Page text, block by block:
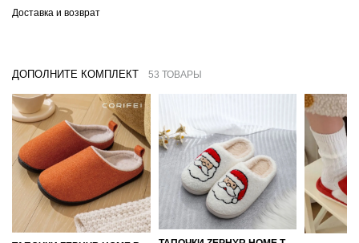
Доставка и возврат
ДОПОЛНИТЕ КОМПЛЕКТ 53 ТОВАРЫ